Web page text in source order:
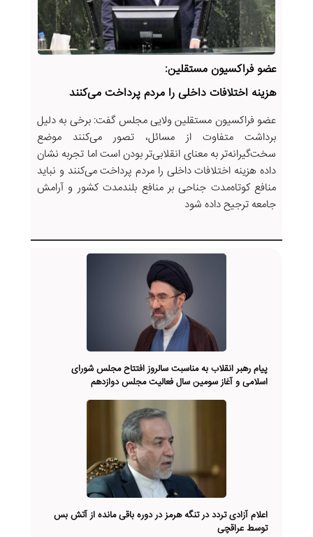
عضو فراکسیون مستقلین:
هزینه اختلافات داخلی را مردم پرداخت می‌کنند
عضو فراکسیون مستقلین ولایی مجلس گفت: برخی به دلیل
برداشت متفاوت از مسائل، تصور می‌کنند موضع
سخت‌گیرانه‌تر به معنای انقلابی‌تر بودن است اما تجربه نشان
داده هزینه اختلافات داخلی را مردم پرداخت می‌کنند و نباید
منافع کوتاه‌مدت جناحی بر منافع بلندمدت کشور و آرامش
جامعه ترجیح داده شود
پیام رهبر انقلاب به مناسبت سالروز افتتاح مجلس شورای
اسلامی و آغاز سومین سال فعالیت مجلس دوازدهم
اعلام آزادی تردد در تنگه هرمز در دوره باقی مانده از آتش بس
توسط عراقچی